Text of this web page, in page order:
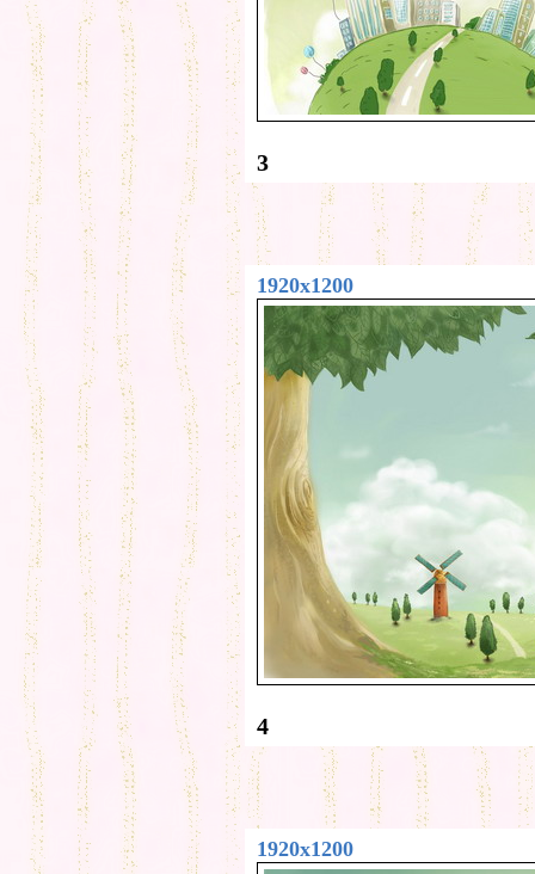
3
1920x1200
4
1920x1200